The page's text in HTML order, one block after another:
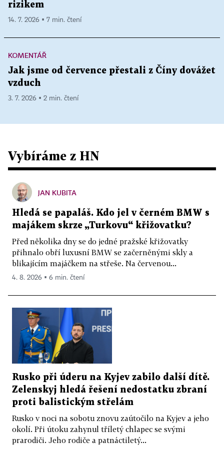
rizikem
14. 7. 2026 ▪ 7 min. čtení
KOMENTÁŘ
Jak jsme od července přestali z Číny dovážet
vzduch
3. 7. 2026 ▪ 2 min. čtení
Vybíráme z HN
JAN KUBITA
Hledá se papaláš. Kdo jel v černém BMW s
majákem skrze „Turkovu“ křižovatku?
Před několika dny se do jedné pražské křižovatky
přihnalo obří luxusní BMW se začerněnými skly a
blikajícím majáčkem na střeše. Na červenou...
4. 8. 2026 ▪ 6 min. čtení
Rusko při úderu na Kyjev zabilo další dítě.
Zelenskyj hledá řešení nedostatku zbraní
proti balistickým střelám
Rusko v noci na sobotu znovu zaútočilo na Kyjev a jeho
okolí. Při útoku zahynul tříletý chlapec se svými
prarodiči. Jeho rodiče a patnáctiletý...